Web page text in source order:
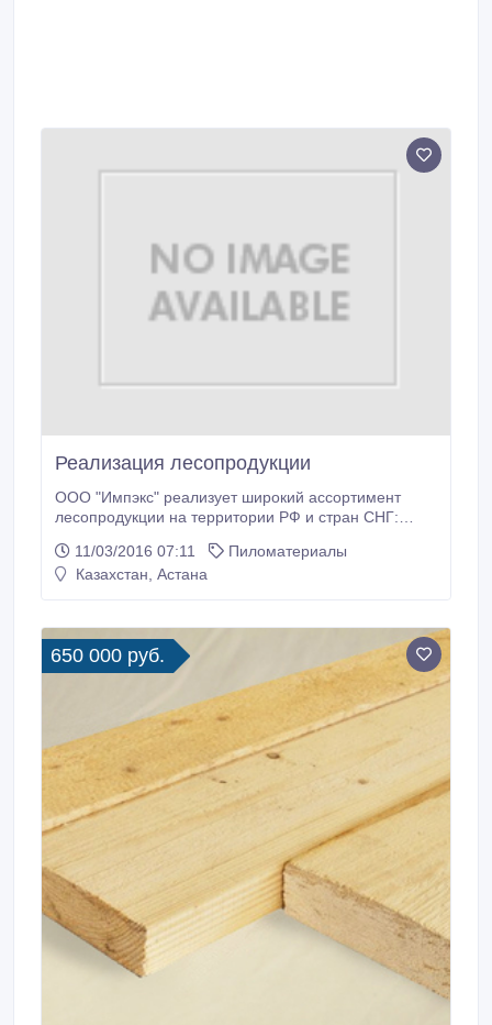
Реализация лесопродукции
ООО "Импэкс" реализует широкий ассортимент
лесопродукции на территории РФ и стран СНГ:
необрезной/обрезной. 3.Шпалы и брус. 4.Опоры
(столбы) для ЛЭП. 5.Оцилиндрованное бревно..
11/03/2016 07:11
Пиломатериалы
Казахстан, Астана
650 000 руб.